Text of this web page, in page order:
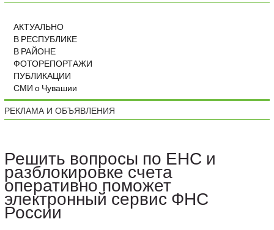
АКТУАЛЬНО
В РЕСПУБЛИКЕ
В РАЙОНЕ
ФОТОРЕПОРТАЖИ
ПУБЛИКАЦИИ
СМИ о Чувашии
РЕКЛАМА И ОБЪЯВЛЕНИЯ
Решить вопросы по ЕНС и
разблокировке счета
оперативно поможет
электронный сервис ФНС
России